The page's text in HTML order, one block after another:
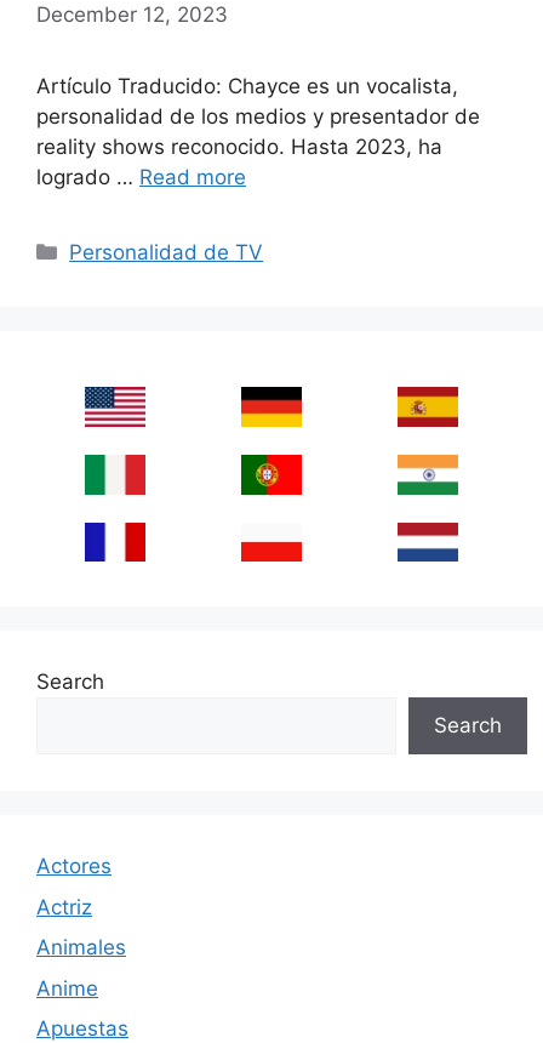
December 12, 2023
Artículo Traducido: Chayce es un vocalista,
personalidad de los medios y presentador de
reality shows reconocido. Hasta 2023, ha
logrado … Read more
Categories
Personalidad de TV
Search
Search
Actores
Actriz
Animales
Anime
Apuestas